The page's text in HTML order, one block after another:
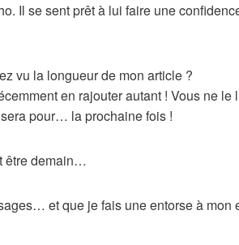
. Il se sent prêt à lui faire une
vu la longueurde mon article ?
en rajouter autant ! Vous ne
pour… la prochaine fois !
être demain…
et que je fais une entorse à mon